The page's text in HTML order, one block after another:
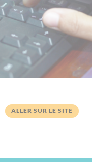
ALLER SUR LE SITE